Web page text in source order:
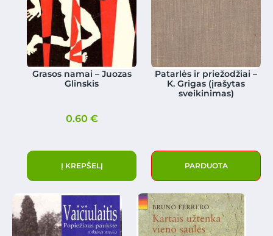
Grasos namai – Juozas
Glinskis
0.60 €
Į KREPŠELĮ
Patarlės ir priežodžiai –
K. Grigas (įrašytas
sveikinimas)
PARDUOTA